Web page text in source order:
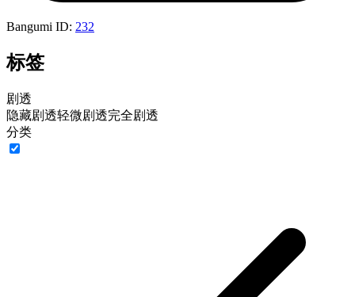
Bangumi ID: 232
标签
剧透
隐藏剧透轻微剧透完全剧透
分类